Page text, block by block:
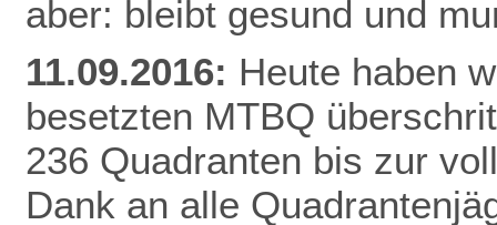
aber: bleibt gesund und
11.09.2016: Heute haben
besetzten MTBQ
236 Quadranten bis zur
Dank an alle